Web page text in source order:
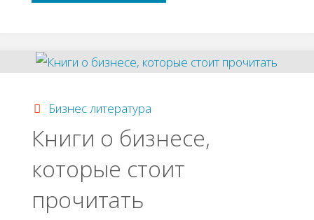
для
сна"
Бизнес литература
Книги о бизнесе,
которые стоит
прочитать